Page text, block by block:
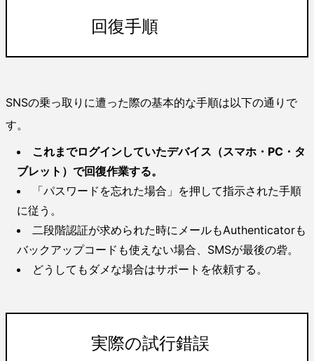
回復手順
SNSの乗っ取りに遭った際の基本的な手順は以下の通りで
す。
これまでログインしていたデバイス（スマホ・PC・タ
ブレット）で回復作業する。
「パスワードを忘れた場合」を押して指示された手順
に従う。
二段階認証が求められた時にメールもAuthenticatorも
バックアップコードも使えない場合、SMSが最後の砦。
どうしてもダメな場合はサポートを依頼する。
実際の試行錯誤